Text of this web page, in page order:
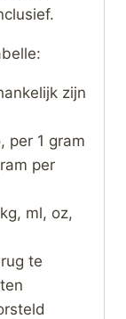
zijn
per 1 gram
per
ml, oz,
te